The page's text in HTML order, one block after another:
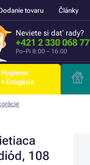
tovaru Články
Neviete si dať rady?
+421 2 330 068 77
Po–Pi 8:00 – 16:00
Hygiena
+ Drogéria
108